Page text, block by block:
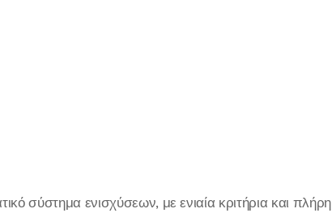
σύστημα ενισχύσεων, με ενιαία κριτήρια και πλήρη